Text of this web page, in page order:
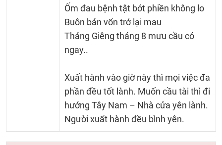
Ốm đau bệnh tật bớt phiền không lo
Buôn bán vốn trở lại mau
Tháng Giêng tháng 8 mưu cầu có
ngay..
Xuất hành vào giờ này thì mọi việc đa
phần đều tốt lành. Muốn cầu tài thì đi
hướng Tây Nam – Nhà cửa yên lành.
Người xuất hành đều bình yên.